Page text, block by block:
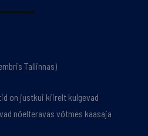
Tallinnas)
on justkui kiirelt kulgevad
nõelteravas võtmes kaasaja